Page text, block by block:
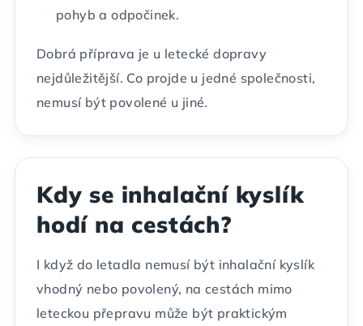
pohyb a odpočinek.
Dobrá příprava je u letecké dopravy
nejdůležitější. Co projde u jedné společnosti,
nemusí být povolené u jiné.
Kdy se inhalační kyslík
hodí na cestách?
I když do letadla nemusí být inhalační kyslík
vhodný nebo povolený, na cestách mimo
leteckou přepravu může být praktickým